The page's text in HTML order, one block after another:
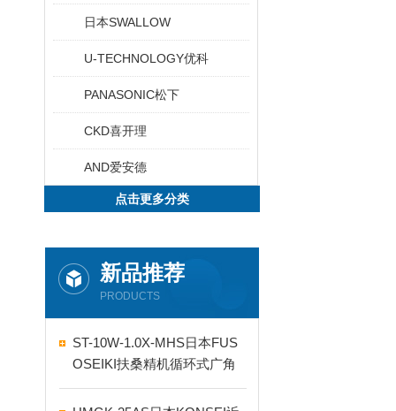
日本SWALLOW
U-TECHNOLOGY优科
PANASONIC松下
CKD喜开理
AND爱安德
点击更多分类
新品推荐
PRODUCTS
ST-10W-1.0X-MHS日本FUS
OSEIKI扶桑精机循环式广角
自动喷嘴